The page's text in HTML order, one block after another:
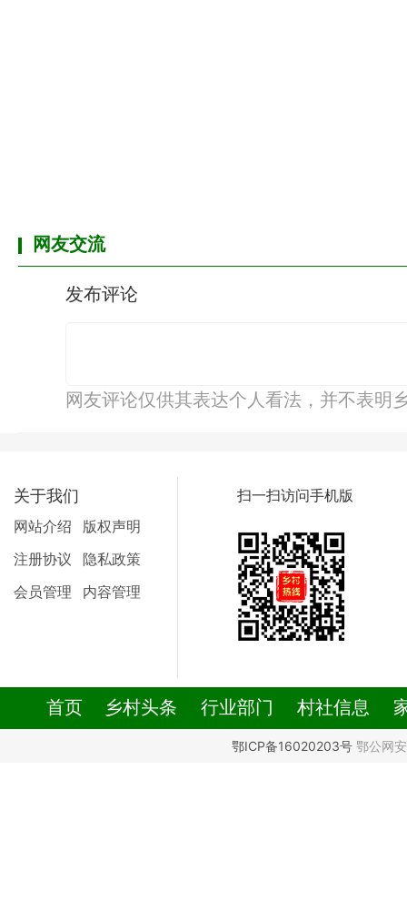
网友交流
发布评论
网友评论仅供其表达个人看法，并不表明
关于我们
网站介绍
版权声明
注册协议
隐私政策
会员管理
内容管理
扫一扫访问手机版
首页 乡村头条 行业部门 村社信息
鄂ICP备16020203号鄂公网